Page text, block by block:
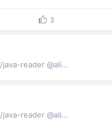
3
https://github.com/fantj2016/java-reader @alibaba
https://github.com/fantj2016/java-reader @alibaba